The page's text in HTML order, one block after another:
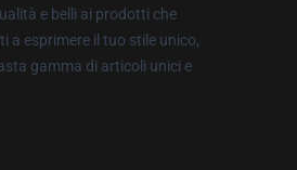
e belli ai prodotti che
a esprimere il tuo stile unico,
gamma di articoli unici e